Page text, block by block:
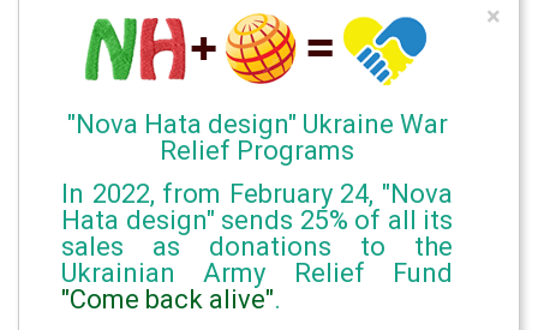
"Nova Hata design" Ukraine War
Relief Programs
In 2022, from February 24, "Nova
Hata design" sends 25% of all its
sales as donations to the
Ukrainian Army Relief Fund
"Come back alive".
×